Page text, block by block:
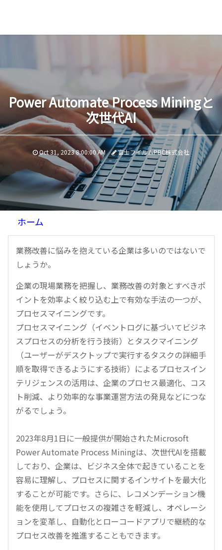
Power Automate Process Miningと
次世代AI
Oct 31, 2023 8:00:00 AM 富士フイルムPBC株式会社
ホーム
業務改善に悩みを抱えている企業は多いのではないで
しょうか。
企業の現場業務を把握し、業務改善の対象とすべきポ
イントを効率よく絞り込む上で有効な手法の一つが、
プロセスマイニングです。
プロセスマイニング（イベントログに基づいてビジネ
スプロセスの分析を行う技術）とタスクマイニング
（ユーザーがデスクトップで実行するタスクの詳細手
順を取得できるようにする技術）によるプロセスイン
テリジェンスの活用は、企業のプロセス最適化、コス
ト削減、より効率的な事業運営方法の発見などにつな
がるでしょう。
2023年8月1日に一般提供が開始されたMicrosoft
Power Automate Process Miningは、次世代AIを搭載
しており、企業は、ビジネス全体で起きていることを
容易に理解し、プロセスに関するインサイトを最大化
することが可能です。さらに、レコメンデーション機
能を使用してプロセスの複雑さを軽減し、オペレーシ
ョンを変革し、自動化とローコードアプリで継続的な
プロセス改善を推進することもできます。